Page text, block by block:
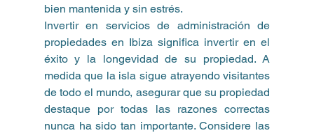
bien mantenida y sin estrés.
Invertir en servicios de administración de
propiedades en Ibiza significa invertir en el
éxito y la longevidad de su propiedad. A
medida que la isla sigue atrayendo visitantes
de todo el mundo, asegurar que su propiedad
destaque por todas las razones correctas
nunca ha sido tan importante. Considere las